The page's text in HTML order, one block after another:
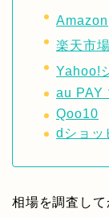
Amazon
楽天市場
Yahoo!
au PAY
Qoo10
dショッ
相場を調査し